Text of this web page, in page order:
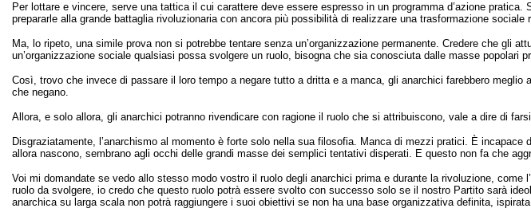
Per lottare e vincere, serve una tattica il cui carattere deve essere espresso in un programma d’azione
prepararle alla grande battaglia rivoluzionaria con ancora più possibilità di realizzare una trasformazione sociale
Ma, lo ripeto, una simile prova non si potrebbe tentare senza un’organizzazione permanente. Credere che gli
un’organizzazione sociale qualsiasi possa svolgere un ruolo, bisogna che sia conosciuta dalle masse popolari
Così, trovo che invece di passare il loro tempo a negare tutto a dritta e a manca, gli anarchici farebbero meglio
che negano.
Allora, e solo allora, gli anarchici potranno rivendicare con ragione il ruolo che si attribuiscono, vale a dire di
Disgraziatamente, l’anarchismo al momento è forte solo nella sua filosofia. Manca di mezzi pratici. È
allora nascono, sembrano agli occhi delle grandi masse dei semplici tentativi disperati. E questo non fa che
Voi mi domandate se vedo allo stesso modo vostro il ruolo degli anarchici prima e durante la rivoluzione,
ruolo da svolgere, io credo che questo ruolo potrà essere svolto con successo solo se il nostro Partito sarà
anarchica su larga scala non potrà raggiungere i suoi obiettivi se non ha una base organizzativa definita,